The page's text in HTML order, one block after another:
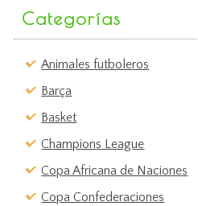
Categorías
Animales futboleros
Barça
Basket
Champions League
Copa Africana de Naciones
Copa Confederaciones